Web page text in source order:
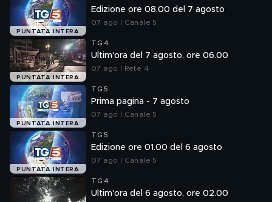
PUNTATA INTERA
Edizione ore 08.00 del 7 agosto
07 ago | Canale 5
PUNTATA INTERA
TG4
Ultim'ora del 7 agosto, ore 06.00
07 ago | Rete 4
PUNTATA INTERA
TG5
Prima pagina - 7 agosto
07 ago | Canale 5
PUNTATA INTERA
TG5
Edizione ore 01.00 del 6 agosto
07 ago | Canale 5
TG4
Ultim'ora del 6 agosto, ore 02.00